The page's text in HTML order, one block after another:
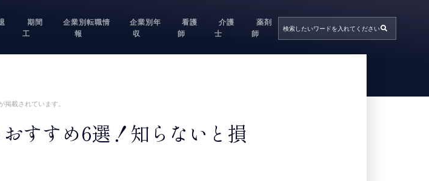
期間
工
企業別転職情
報
企業別年
収
看護
師
介護
士
薬剤
師
掲載されています。
すすめ6選！知らないと損